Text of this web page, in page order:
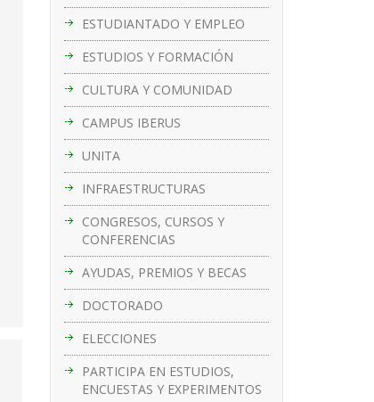
ESTUDIANTADO Y EMPLEO
ESTUDIOS Y FORMACIÓN
CULTURA Y COMUNIDAD
CAMPUS IBERUS
UNITA
INFRAESTRUCTURAS
CONGRESOS, CURSOS Y
CONFERENCIAS
AYUDAS, PREMIOS Y BECAS
DOCTORADO
ELECCIONES
PARTICIPA EN ESTUDIOS,
ENCUESTAS Y EXPERIMENTOS